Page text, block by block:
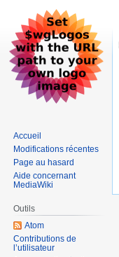
Accueil
Modifications récentes
Page au hasard
Aide concernant
MediaWiki
Outils
Atom
Contributions de
l’utilisateur